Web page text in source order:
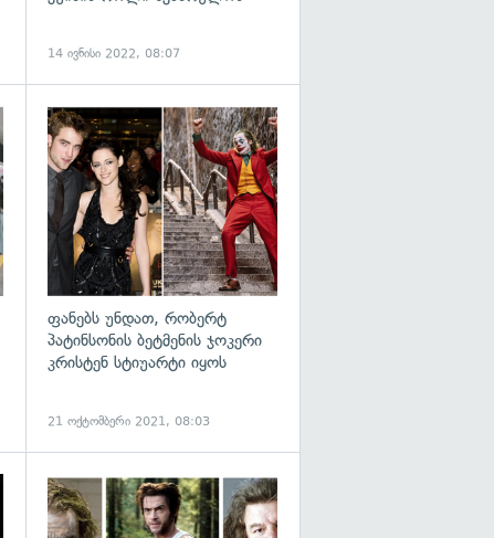
14 ივნისი 2022, 08:07
გადახედვა
ფანებს უნდათ, რობერტ
პატინსონის ბეტმენის ჯოკერი
კრისტენ სტიუარტი იყოს
21 ოქტომბერი 2021, 08:03
გადახედვა